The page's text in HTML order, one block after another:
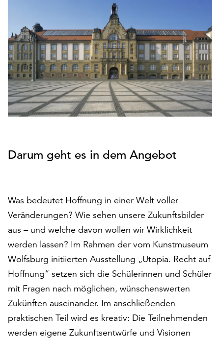
der
Seite
notwendig
sind
(funktionale
Cookies),
sowie
solche,
anonymen
Klicken
Sie
auf
„Alle
um
alle
Cookies
zu
akzeptieren.
Sie
können
Darum geht es in dem Angebot
Was bedeutet Hoffnung in einer Welt voller
Veränderungen? Wie sehen unsere Zukunftsbilder
aus – und welche davon wollen wir Wirklichkeit
werden lassen? Im Rahmen der vom Kunstmuseum
Wolfsburg initiierten Ausstellung „Utopia. Recht auf
Hoffnung“ setzen sich die Schülerinnen und Schüler
mit Fragen nach möglichen, wünschenswerten
Zukünften auseinander. Im anschließenden
praktischen Teil wird es kreativ: Die Teilnehmenden
werden eigene Zukunftsentwürfe und Visionen